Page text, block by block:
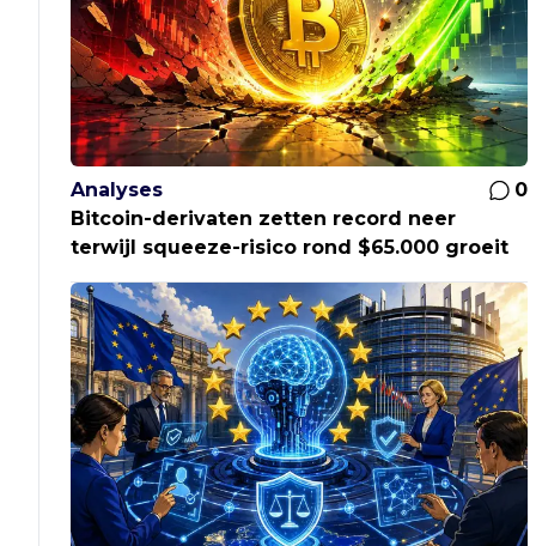
Analyses
0
Bitcoin-derivaten zetten record neer
terwijl squeeze-risico rond $65.000 groeit